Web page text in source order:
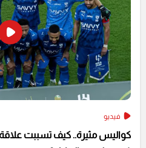
فيديو
كواليس مثيرة.. كيف تسببت